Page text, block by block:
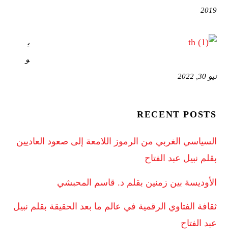
2019
ي
و
نيو 30, 2022
RECENT POSTS
السياسي الغربي من الرموز اللامعة إلى صعود العاديين
بقلم نبيل عبد الفتاح
الأوديسة بين زمنين بقلم د. قاسم المحبشي
ثقافة الفتاوي الرقمية في عالم ما بعد الحقيقة بقلم نبيل
عبد الفتاح